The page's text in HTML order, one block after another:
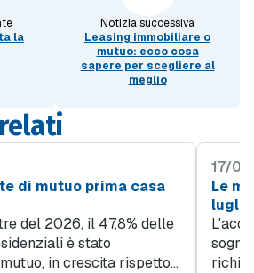
la
Notizia successiva
Leasing immobiliare o
mutuo: ecco cosa
sapere per scegliere al
meglio
di mutuo prima casa
del 2026, il 47,8% delle
è stato
in crescita rispetto
17/
Le